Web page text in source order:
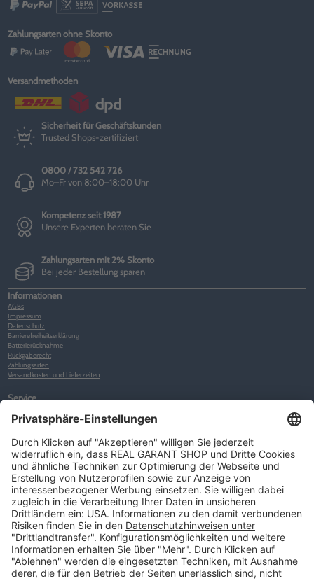
Zahlungsarten ohne Skonto
Versandmethoden
Sicherheit für Geschäftskunden
Trusted Shops-zertifiziert
0800 / 732 542 726
Mo–Fr von 8:00–18:00 Uhr
Kompetenz seit 1987
Unsere Experten beraten Sie
Zahlungsarten mit 2% Skonto
Bei jeder Bestellung sparen
Informationen
AGBs
Impressum
Datenschutz
Barrierefreiheitserklärung
Batterierücknahme
Rückgaberecht
Zahlungsarten
Versandkosten und Lieferzeiten
Service
Warenkorb
Neues Kunden-Konto anlegen
Newsletter
Kontakt
FAQs
Über uns
Kategorien
Betriebsorganisation (52)
Schlüsselorganisation (140)
Reifenorganisation (35)
Werkstattorganisation (166)
Preisauszeichnung und Preisdisplays (35)
Formulare KFZ und Werkstatt (34)
Kennzeichenhalter (49)